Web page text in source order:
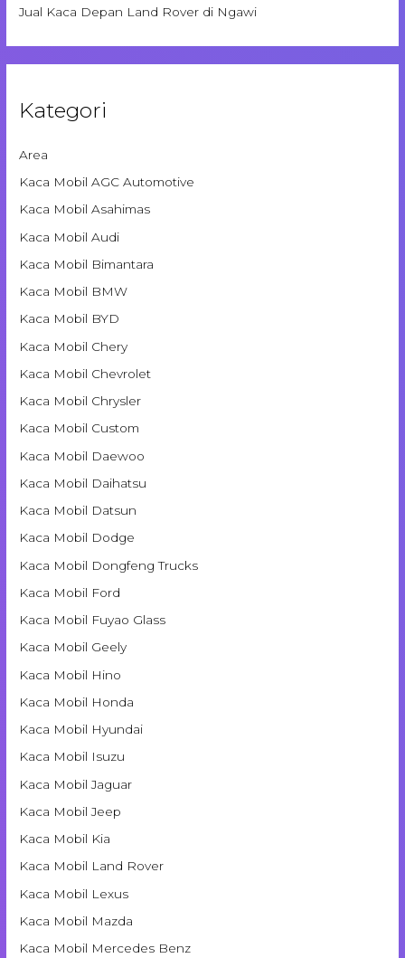
Jual Kaca Depan Land Rover di Ngawi
Kategori
Area
Kaca Mobil AGC Automotive
Kaca Mobil Asahimas
Kaca Mobil Audi
Kaca Mobil Bimantara
Kaca Mobil BMW
Kaca Mobil BYD
Kaca Mobil Chery
Kaca Mobil Chevrolet
Kaca Mobil Chrysler
Kaca Mobil Custom
Kaca Mobil Daewoo
Kaca Mobil Daihatsu
Kaca Mobil Datsun
Kaca Mobil Dodge
Kaca Mobil Dongfeng Trucks
Kaca Mobil Ford
Kaca Mobil Fuyao Glass
Kaca Mobil Geely
Kaca Mobil Hino
Kaca Mobil Honda
Kaca Mobil Hyundai
Kaca Mobil Isuzu
Kaca Mobil Jaguar
Kaca Mobil Jeep
Kaca Mobil Kia
Kaca Mobil Land Rover
Kaca Mobil Lexus
Kaca Mobil Mazda
Kaca Mobil Mercedes Benz